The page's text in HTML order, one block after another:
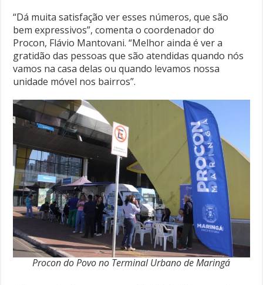
“Dá muita satisfação ver esses números, que são
bem expressivos”, comenta o coordenador do
Procon, Flávio Mantovani. “Melhor ainda é ver a
gratidão das pessoas que são atendidas quando nós
vamos na casa delas ou quando levamos nossa
unidade móvel nos bairros”.
Procon do Povo no Terminal Urbano de Maringá